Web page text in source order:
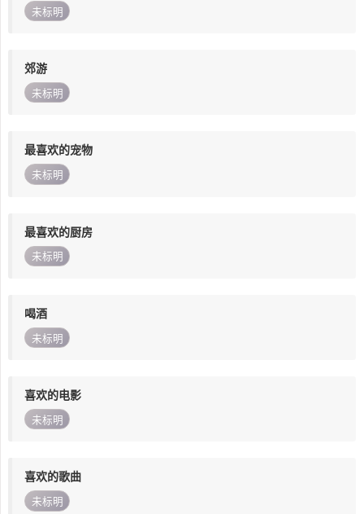
未标明
郊游
未标明
最喜欢的宠物
未标明
最喜欢的厨房
未标明
喝酒
未标明
喜欢的电影
未标明
喜欢的歌曲
未标明